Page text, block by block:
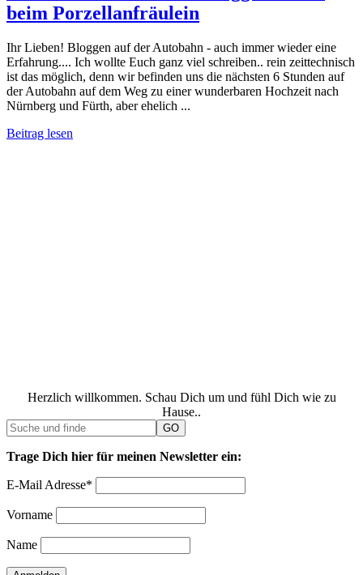
beim Porzellanfräulein
Ihr Lieben! Bloggen auf der Autobahn - auch immer wieder eine
Erfahrung.... Ich wollte Euch ganz viel schreiben.. rein zeittechnisch
ist das möglich, denn wir befinden uns die nächsten 6 Stunden auf
der Autobahn auf dem Weg zu einer wunderbaren Hochzeit nach
Nürnberg und Fürth, aber ehelich ...
Beitrag lesen
Herzlich willkommen. Schau Dich um und fühl Dich wie zu
Hause..
Trage Dich hier für meinen Newsletter ein:
E-Mail Adresse*
Vorname
Name